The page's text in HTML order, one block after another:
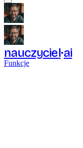
nauczyciel ai
Funkcje